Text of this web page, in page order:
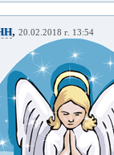
, 20.02.2018 г. 13:54